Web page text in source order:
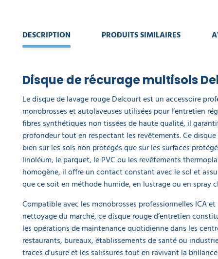
30,20 €
l'unité
DESCRIPTION PRODUITS SIMILAIRES
Disque de récurage multisols
Le disque de lavage rouge Delcourt est un accessoire
monobrosses et autolaveuses utilisées pour l’entretien
fibres synthétiques non tissées de haute qualité, il
profondeur tout en respectant les revêtements. Ce
bien sur les sols non protégés que sur les surfaces
linoléum, le parquet, le PVC ou les revêtements
homogène, il offre un contact constant avec le sol et
que ce soit en méthode humide, en lustrage ou en spray
Compatible avec les monobrosses professionnelles ICA
nettoyage du marché, ce disque rouge d’entretien
les opérations de maintenance quotidienne dans les
restaurants, bureaux, établissements de santé ou
traces d’usure et les salissures tout en ravivant la